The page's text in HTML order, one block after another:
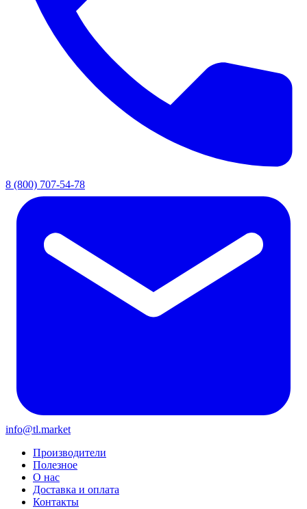
8 (800) 707-54-78
info@tl.market
Производители
Полезное
О нас
Доставка и оплата
Контакты